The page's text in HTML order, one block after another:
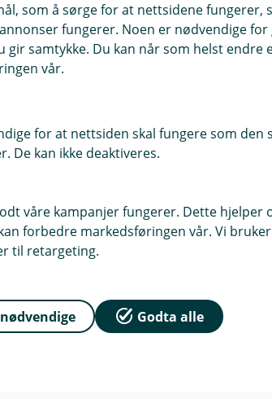
Om Grue Sparebank
Om oss
som å sørge for at nettsidene fungerer,
fungerer. Noen er nødvendige
samtykke. Du kan når som helst endre
vår.
for at nettsiden skal fungere som den
De kan ikke deaktiveres.
våre kampanjer fungerer. Dette hjelper
forbedre markedsføringen vår. Vi
til retargeting.
Godta alle